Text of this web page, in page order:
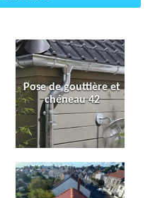
Pose de gouttière et
chéneau 42